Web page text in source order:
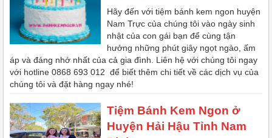
Hãy đến với tiệm bánh kem ngon huyện
Nam Trực của chúng tôi vào ngày sinh
nhật của con gái bạn để cùng tận
hưởng những phút giây ngọt ngào, ấm
áp và đáng nhớ nhất của cả gia đình. Liên hệ với chúng tôi ngay
với hotline 0868 693 012 để biết thêm chi tiết về các dịch vụ của
chúng tôi và đặt hàng ngay nhé!
Tiệm Bánh Kem Ngon ở
Huyện Hải Hậu Tỉnh Nam